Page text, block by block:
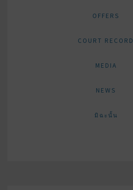
OFFERS
COURT RECORD
MEDIA
NEWS
มิฉะนั้น